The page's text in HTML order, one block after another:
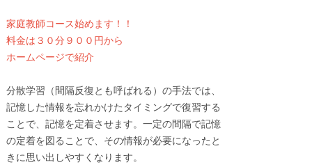
家庭教師コース始めます！！
料金は３０分９００円から
ホームページで紹介
分散学習（間隔反復とも呼ばれる）の手法では、
記憶した情報を忘れかけたタイミングで復習する
ことで、記憶を定着させます。一定の間隔で記憶
の定着を図ることで、その情報が必要になったと
きに思い出しやすくなります。